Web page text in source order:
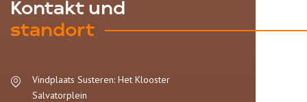
Kontakt und
standort
Vindplaats Susteren: Het Klooster
Salvatorplein